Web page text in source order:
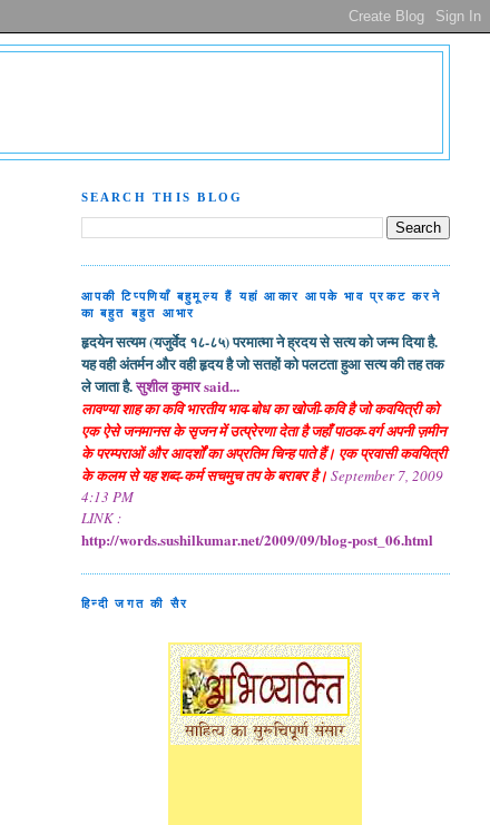
SEARCH THIS BLOG
आपकी टिप्पणियाँ बहुमूल्य हैं यहां आकार आपके भाव प्रकट करने
का बहुत बहुत आभार
हृदयेन सत्यम (यजुर्वेद १८-८५) परमात्मा ने ह्रदय से सत्य को जन्म दिया है.
यह वही अंतर्मन और वही हृदय है जो सतहों को पलटता हुआ सत्य की तह तक
ले जाता है.सुशील कुमार said...
लावण्या शाह का कवि भारतीय भाव-बोध का खोजी-कवि है जो कवयित्री को
एक ऐसे जनमानस के सृजन में उत्प्रेरणा देता है जहाँ पाठक-वर्ग अपनी ज़मीन
के परम्पराओं और आदर्शों का अप्रतिम चिन्ह पाते हैं। एक प्रवासी कवयित्री
के कलम से यह शब्द-कर्म सचमुच तप के बराबर है। September 7, 2009
4:13 PM
LINK :
http://words.sushilkumar.net/2009/09/blog-post_06.html
हिन्दी जगत की सैर